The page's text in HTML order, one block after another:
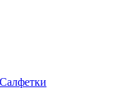
Салфетки